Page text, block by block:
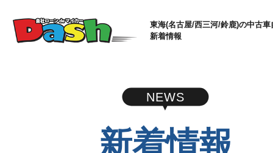
東海(名古屋/西三河/鈴鹿)の中古
新着情報
NEWS
新着情報